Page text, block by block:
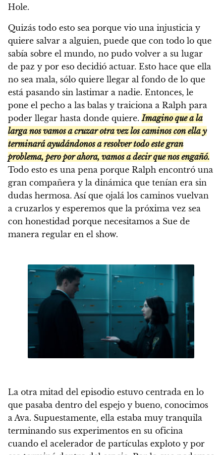
Hole.
Quizás todo esto sea porque vio una injusticia y
quiere salvar a alguien, puede que con todo lo que
sabía sobre el mundo, no pudo volver a su lugar
de paz y por eso decidió actuar. Esto hace que ella
no sea mala, sólo quiere llegar al fondo de lo que
está pasando sin lastimar a nadie. Entonces, le
pone el pecho a las balas y traiciona a Ralph para
poder llegar hasta donde quiere.Imagino que a la
larga nos vamos a cruzar otra vez los caminos con ella y
terminará ayudándonos a resolver todo este gran
problema, pero por ahora, vamos a decir que nos engañó.
Todo esto es una pena porque Ralph encontró una
gran compañera y la dinámica que tenían era sin
dudas hermosa. Así que ojalá los caminos vuelvan
a cruzarlos y esperemos que la próxima vez sea
con honestidad porque necesitamos a Sue de
manera regular en el show.
La otra mitad del episodio estuvo centrada en lo
que pasaba dentro del espejo y bueno, conocimos
a Ava. Supuestamente, ella estaba muy tranquila
terminando sus experimentos en su oficina
cuando el acelerador de partículas exploto y por